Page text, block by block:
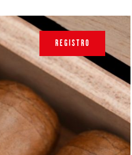
REGISTRO